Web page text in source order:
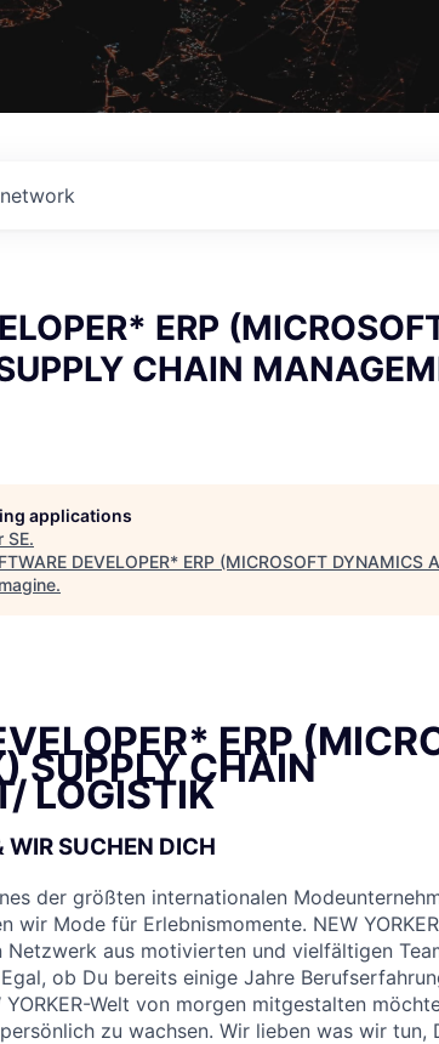
ERP
CHAIN
applications
SE.
DEVELOPER* ERP (MICROSOFT DYNAMICS
.
ERP
SUPPLY CHAIN
LOGISTIK
WIR SUCHEN DICH
der größten internationalen
wir Mode für Erlebnismomente. NEW
Netzwerk aus motivierten und vielfältigen
ob Du bereits einige Jahre
Welt von morgen mitgestalten
zu wachsen. Wir lieben was wir tun,